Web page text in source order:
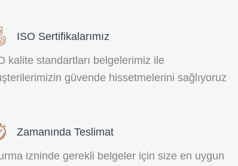
ISO Sertifikalarımız
kalite standartları belgelerimiz ile
güvende hissetmelerini sağlıyoruz
Zamanında Teslimat
izninde gerekli belgeler için size en uygun